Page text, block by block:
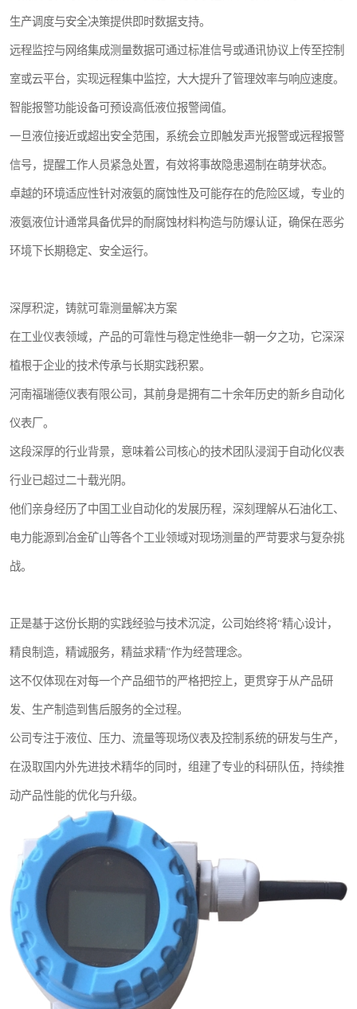
生产调度与安全决策提供即时数据支持。
远程监控与网络集成测量数据可通过标准信号或通讯协议上传至控制
室或云平台，实现远程集中监控，大大提升了管理效率与响应速度。
智能报警功能设备可预设高低液位报警阈值。
一旦液位接近或超出安全范围，系统会立即触发声光报警或远程报警
信号，提醒工作人员紧急处置，有效将事故隐患遏制在萌芽状态。
卓越的环境适应性针对液氨的腐蚀性及可能存在的危险区域，专业的
液氨液位计通常具备优异的耐腐蚀材料构造与防爆认证，确保在恶劣
环境下长期稳定、安全运行。
深厚积淀，铸就可靠测量解决方案
在工业仪表领域，产品的可靠性与稳定性绝非一朝一夕之功，它深深
植根于企业的技术传承与长期实践积累。
河南福瑞德仪表有限公司，其前身是拥有二十余年历史的新乡自动化
仪表厂。
这段深厚的行业背景，意味着公司核心的技术团队浸润于自动化仪表
行业已超过二十载光阴。
他们亲身经历了中国工业自动化的发展历程，深刻理解从石油化工、
电力能源到冶金矿山等各个工业领域对现场测量的严苛要求与复杂挑
战。
正是基于这份长期的实践经验与技术沉淀，公司始终将“精心设计，
精良制造，精诚服务，精益求精”作为经营理念。
这不仅体现在对每一个产品细节的严格把控上，更贯穿于从产品研
发、生产制造到售后服务的全过程。
公司专注于液位、压力、流量等现场仪表及控制系统的研发与生产，
在汲取国内外先进技术精华的同时，组建了专业的科研队伍，持续推
动产品性能的优化与升级。